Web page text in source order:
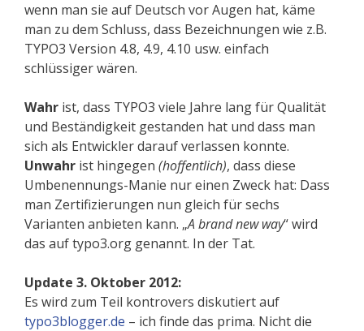
wenn man sie auf Deutsch vor Augen hat, käme
man zu dem Schluss, dass Bezeichnungen wie z.B.
TYPO3 Version 4.8, 4.9, 4.10 usw. einfach
schlüssiger wären.
Wahr ist, dass TYPO3 viele Jahre lang für Qualität
und Beständigkeit gestanden hat und dass man
sich als Entwickler darauf verlassen konnte.
Unwahr ist hingegen (hoffentlich), dass diese
Umbenennungs-Manie nur einen Zweck hat: Dass
man Zertifizierungen nun gleich für sechs
Varianten anbieten kann. „A brand new way“ wird
das auf typo3.org genannt. In der Tat.
Update 3. Oktober 2012:
Es wird zum Teil kontrovers diskutiert auf
typo3blogger.de – ich finde das prima. Nicht die